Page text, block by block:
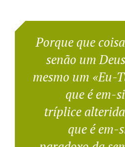
Porque que
senão um
mesmo um «Eu-
que é em-
tríplice
que é em-